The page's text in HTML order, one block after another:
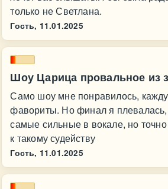
только не Светлана.
Гость, 11.01.2025
Шоу Царица провальное из
Само шоу мне понравилось,
фавориты. Но финал я
самые сильные в вокале, но
к такому судейству
Гость, 11.01.2025